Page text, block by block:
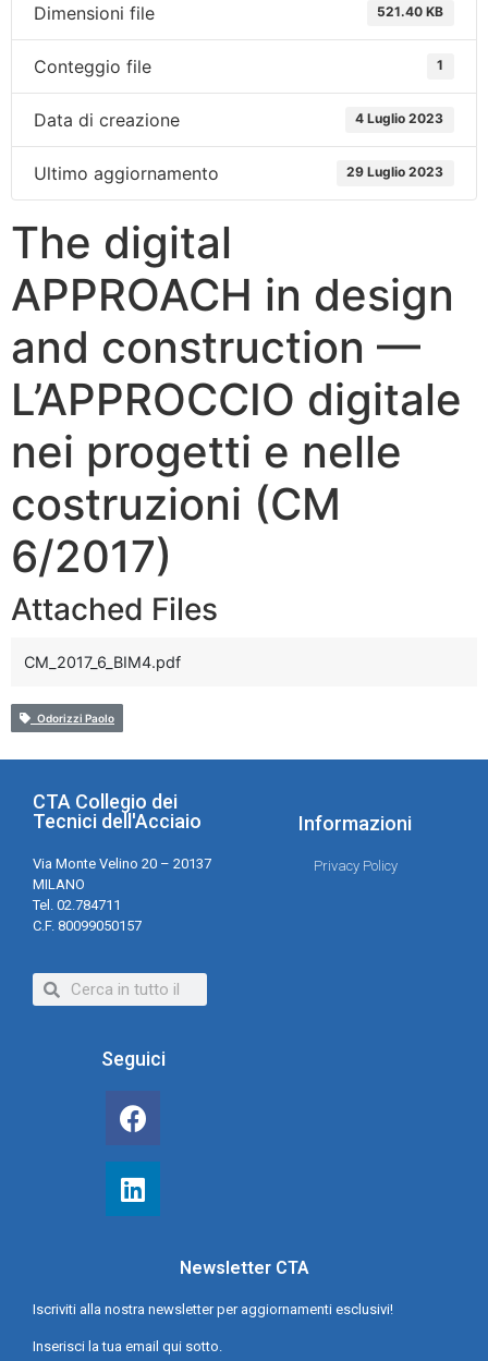
Dimensioni file 521.40 KB
Conteggio file 1
Data di creazione 4 Luglio 2023
Ultimo aggiornamento 29 Luglio 2023
The digital
APPROACH in design
and construction —
L’APPROCCIO digitale
nei progetti e nelle
costruzioni (CM
6/2017)
Attached Files
CM_2017_6_BIM4.pdf
Odorizzi Paolo
CTA Collegio dei
Tecnici dell'Acciaio
Via Monte Velino 20 – 20137
MILANO
Tel. 02.784711
C.F. 80099050157
Informazioni
Privacy Policy
Seguici
Newsletter CTA
Iscriviti alla nostra newsletter per aggiornamenti esclusivi!
Inserisci la tua email qui sotto.